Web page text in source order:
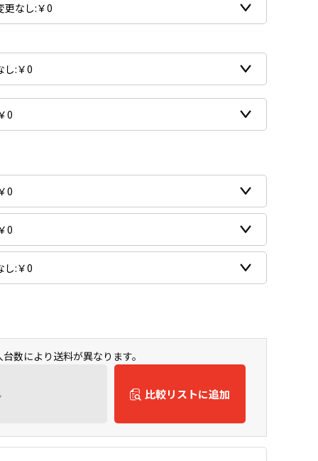
により送料が異なります。
比較リストに追加